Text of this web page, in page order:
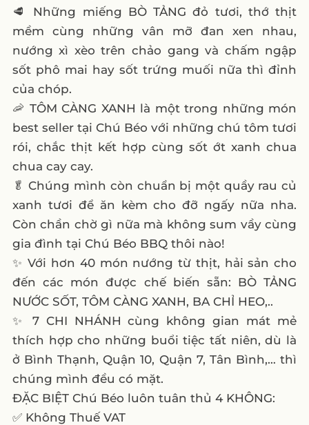
🥩 Những miếng BÒ TẢNG đỏ tươi, thớ thịt
mềm cùng những vân mỡ đan xen nhau,
nướng xì xèo trên chảo gang và chấm ngập
sốt phô mai hay sốt trứng muối nữa thì đỉnh
của chóp.
🦐 TÔM CÀNG XANH là một trong những món
best seller tại Chú Béo với những chú tôm tươi
rói, chắc thịt kết hợp cùng sốt ớt xanh chua
chua cay cay.
🥬 Chúng mình còn chuẩn bị một quầy rau củ
xanh tươi để ăn kèm cho đỡ ngấy nữa nha.
Còn chần chờ gì nữa mà không sum vầy cùng
gia đình tại Chú Béo BBQ thôi nào!
✨ Với hơn 40 món nướng từ thịt, hải sản cho
đến các món được chế biến sẵn: BÒ TẢNG
NƯỚC SỐT, TÔM CÀNG XANH, BA CHỈ HEO,..
✨ 7 CHI NHÁNH cùng không gian mát mẻ
thích hợp cho những buổi tiệc tất niên, dù là
ở Bình Thạnh, Quận 10, Quận 7, Tân Bình,… thì
chúng mình đều có mặt.
ĐẶC BIỆT Chú Béo luôn tuân thủ 4 KHÔNG:
✅ Không Thuế VAT